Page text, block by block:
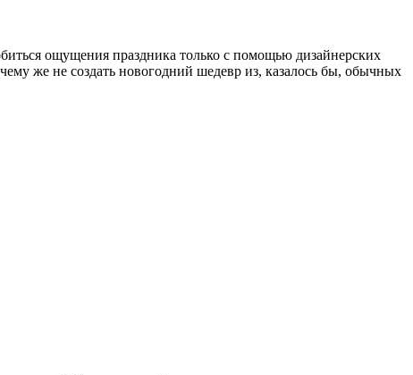
ощущения праздника только с помощью дизайнерских
же не создать новогодний шедевр из, казалось бы, обычных